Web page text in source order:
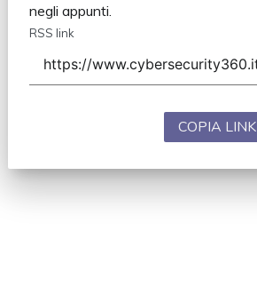
negli appunti.
RSS link
COPIA LINK